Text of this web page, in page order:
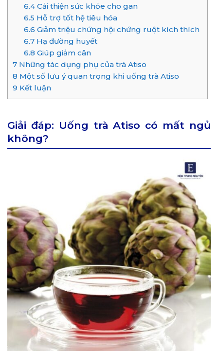
6.4Cải thiện sức khỏe cho gan
6.5 Hỗ trợ tốt hệ tiêu hóa
6.6 Giảm triệu chứng hội chứng ruột kích thích
6.7Hạ đường huyết
6.8 Giúp giảm cân
7 Những tác dụng phụ của trà Atiso
8 Một số lưu ý quan trọng khi uống trà Atiso
9 Kết luận
Giải đáp: Uống trà Atiso có mất ngủ
không?